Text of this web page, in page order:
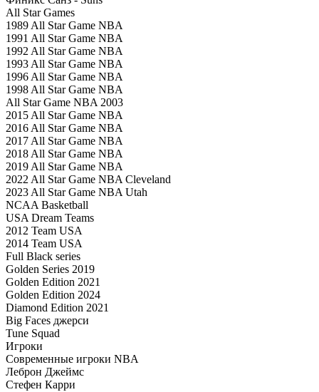
All Star Games
1989 All Star Game NBA
1991 All Star Game NBA
1992 All Star Game NBA
1993 All Star Game NBA
1996 All Star Game NBA
1998 All Star Game NBA
All Star Game NBA 2003
2015 All Star Game NBA
2016 All Star Game NBA
2017 All Star Game NBA
2018 All Star Game NBA
2019 All Star Game NBA
2022 All Star Game NBA Cleveland
2023 All Star Game NBA Utah
NCAA Basketball
USA Dream Teams
2012 Team USA
2014 Team USA
Full Black series
Golden Series 2019
Golden Edition 2021
Golden Edition 2024
Diamond Edition 2021
Big Faces джерси
Tune Squad
Игроки
Современные игроки NBA
Леброн Джеймс
Стефен Карри